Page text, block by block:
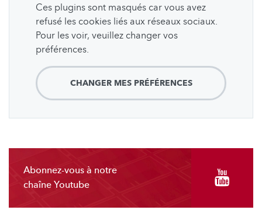
Ces plugins sont masqués car vous avez
refusé les cookies liés aux réseaux sociaux.
Pour les voir, veuillez changer vos
préférences.
CHANGER MES PRÉFÉRENCES
Abonnez-vous à notre
chaîne Youtube